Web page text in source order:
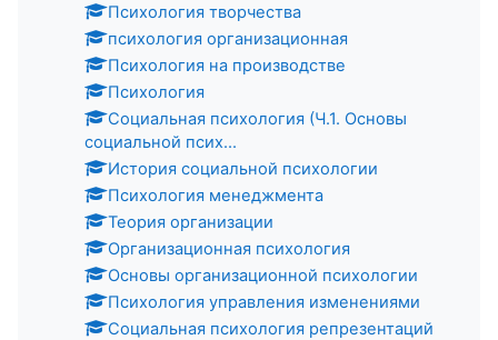
Психология творчества
психология организационная
Психология на производстве
Психология
Социальная психология (Ч.1. Основы
социальной псих...
История социальной психологии
Психология менеджмента
Теория организации
Организационная психология
Основы организационной психологии
Психология управления изменениями
Социальная психология репрезентаций